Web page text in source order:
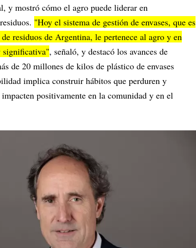
y mostró cómo el agro puede liderar en
"Hoy el sistema de gestión de envases, que es
residuos de Argentina, le pertenece al agro y en
significativa", señaló, y destacó los avances de
de 20 millones de kilos de plástico de envases
implica construir hábitos que perduren y
positivamente en la comunidad y en el